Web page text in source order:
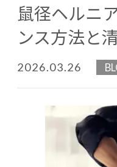
鼠径ヘルニ
ンス方法と
2026.03.26